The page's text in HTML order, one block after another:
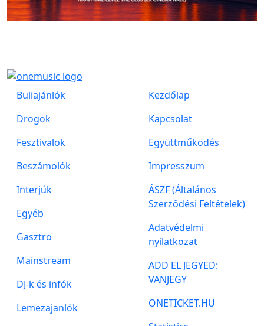
Buliajánlók
Drogok
Fesztivalok
Beszámolók
Interjúk
Egyéb
Gasztro
Mainstream
DJ-k és infók
Lemezajanlók
Kezdőlap
Kapcsolat
Együttműködés
Impresszum
ÁSZF (Általános
Szerződési Feltételek)
Adatvédelmi
nyilatkozat
ADD EL JEGYED:
VANJEGY
ONETICKET.HU